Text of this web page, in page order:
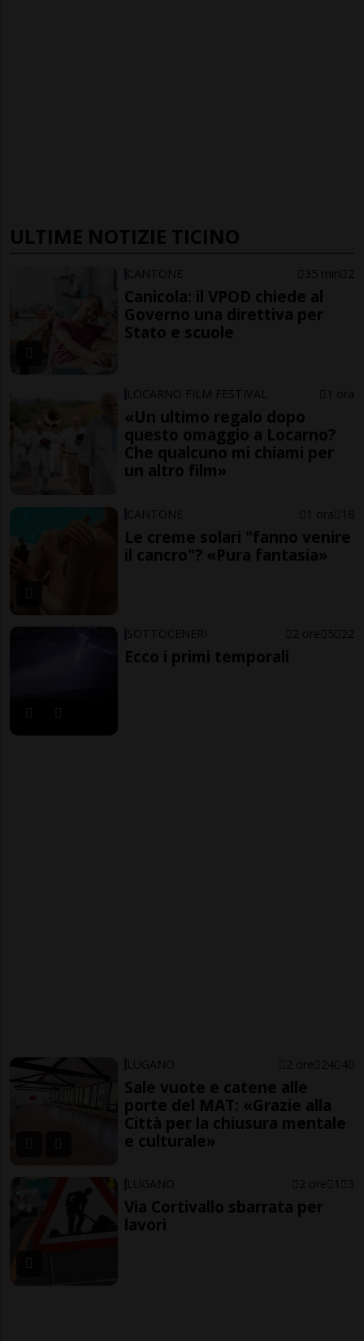
ULTIME NOTIZIE TICINO
CANTONE 35 min 2
Canicola: il VPOD chiede al
Governo una direttiva per
Stato e scuole
LOCARNO FILM FESTIVAL 1 ora
«Un ultimo regalo dopo
questo omaggio a Locarno?
Che qualcuno mi chiami per
un altro film»
CANTONE 1 ora 18
Le creme solari "fanno venire
il cancro"? «Pura fantasia»
SOTTOCENERI 2 ore 5 22
Ecco i primi temporali
LUGANO 2 ore 24 40
Sale vuote e catene alle
porte del MAT: «Grazie alla
Città per la chiusura mentale
e culturale»
LUGANO 2 ore 1 3
Via Cortivallo sbarrata per
lavori